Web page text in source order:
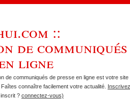
::
de communiqués
ligne
de communiqués de presse en ligne est votre site
connaître facilement votre actualité.
? connectez-vous)